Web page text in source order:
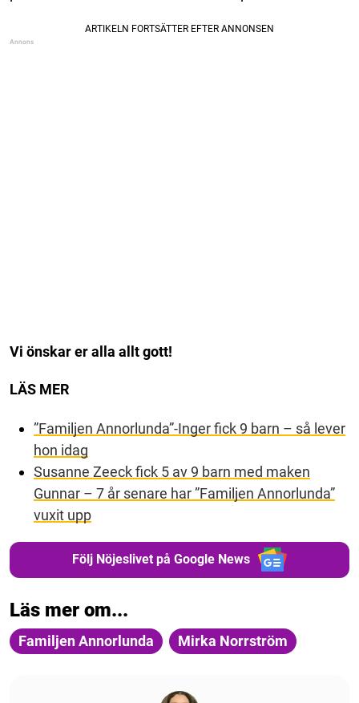
Vi önskar er alla allt gott!
LÄS MER
”Familjen Annorlunda”-Inger fick 9 barn – så lever
hon idag
Susanne Zeeck fick 5 av 9 barn med maken
Gunnar – 7 år senare har ”Familjen Annorlunda”
vuxit upp
Följ Nöjeslivet på Google News
Läs mer om...
Familjen Annorlunda Mirka Norrström